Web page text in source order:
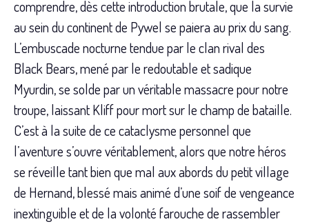
comprendre, dès cette introduction brutale, que la survie
au sein du continent de Pywel se paiera au prix du sang.
L’embuscade nocturne tendue par le clan rival des
Black Bears, mené par le redoutable et sadique
Myurdin, se solde par un véritable massacre pour notre
troupe, laissant Kliff pour mort sur le champ de bataille.
C’est à la suite de ce cataclysme personnel que
l’aventure s’ouvre véritablement, alors que notre héros
se réveille tant bien que mal aux abords du petit village
de Hernand, blessé mais animé d’une soif de vengeance
inextinguible et de la volonté farouche de rassembler